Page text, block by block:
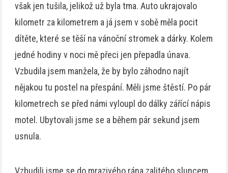
však jen tušila, jelikož už byla tma. Auto ukrajovalo
kilometr za kilometrem a já jsem v sobě měla pocit
dítěte, které se těší na vánoční stromek a dárky. Kolem
jedné hodiny v noci mě přeci jen přepadla únava.
Vzbudila jsem manžela, že by bylo záhodno najít
nějakou tu postel na přespání. Měli jsme štěstí. Po pár
kilometrech se před námi vyloupl do dálky zářící nápis
motel. Ubytovali jsme se a během pár sekund jsem
usnula.
Vzbudili jsme se do mrazivého rána zalitého sluncem.